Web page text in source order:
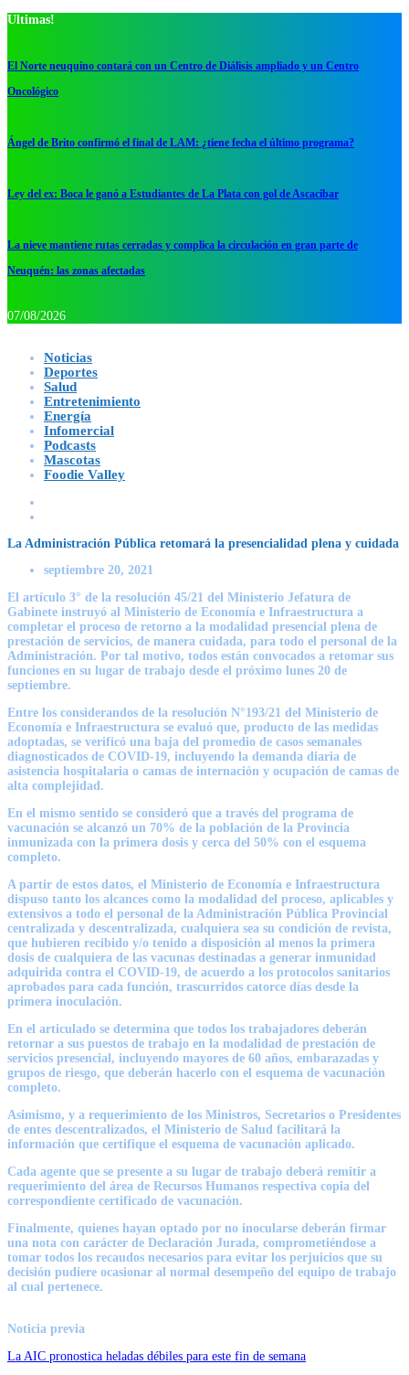
Ultimas!
El Norte neuquino contará con un Centro de Diálisis ampliado y un Centro
Oncológico
Ángel de Brito confirmó el final de LAM: ¿tiene fecha el último programa?
Ley del ex: Boca le ganó a Estudiantes de La Plata con gol de Ascacibar
La nieve mantiene rutas cerradas y complica la circulación en gran parte de
Neuquén: las zonas afectadas
07/08/2026
Noticias
Deportes
Salud
Entretenimiento
Energía
Infomercial
Podcasts
Mascotas
Foodie Valley
La Administración Pública retomará la presencialidad plena y cuidada
septiembre 20, 2021
El artículo 3° de la resolución 45/21 del Ministerio Jefatura de
Gabinete instruyó al Ministerio de Economía e Infraestructura a
completar el proceso de retorno a la modalidad presencial plena de
prestación de servicios, de manera cuidada, para todo el personal de la
Administración. Por tal motivo, todos están convocados a retomar sus
funciones en su lugar de trabajo desde el próximo lunes 20 de
septiembre.
Entre los considerandos de la resolución N°193/21 del Ministerio de
Economía e Infraestructura se evaluó que, producto de las medidas
adoptadas, se verificó una baja del promedio de casos semanales
diagnosticados de COVID-19, incluyendo la demanda diaria de
asistencia hospitalaria o camas de internación y ocupación de camas de
alta complejidad.
En el mismo sentido se consideró que a través del programa de
vacunación se alcanzó un 70% de la población de la Provincia
inmunizada con la primera dosis y cerca del 50% con el esquema
completo.
A partir de estos datos, el Ministerio de Economía e Infraestructura
dispuso tanto los alcances como la modalidad del proceso, aplicables y
extensivos a todo el personal de la Administración Pública Provincial
centralizada y descentralizada, cualquiera sea su condición de revista,
que hubieren recibido y/o tenido a disposición al menos la primera
dosis de cualquiera de las vacunas destinadas a generar inmunidad
adquirida contra el COVID-19, de acuerdo a los protocolos sanitarios
aprobados para cada función, trascurridos catorce días desde la
primera inoculación.
En el articulado se determina que todos los trabajadores deberán
retornar a sus puestos de trabajo en la modalidad de prestación de
servicios presencial, incluyendo mayores de 60 años, embarazadas y
grupos de riesgo, que deberán hacerlo con el esquema de vacunación
completo.
Asimismo, y a requerimiento de los Ministros, Secretarios o Presidentes
de entes descentralizados, el Ministerio de Salud facilitará la
información que certifique el esquema de vacunación aplicado.
Cada agente que se presente a su lugar de trabajo deberá remitir a
requerimiento del área de Recursos Humanos respectiva copia del
correspondiente certificado de vacunación.
Finalmente, quienes hayan optado por no inocularse deberán firmar
una nota con carácter de Declaración Jurada, comprometiéndose a
tomar todos los recaudos necesarios para evitar los perjuicios que su
decisión pudiere ocasionar al normal desempeño del equipo de trabajo
al cual pertenece.
Noticia previa
La AIC pronostica heladas débiles para este fin de semana